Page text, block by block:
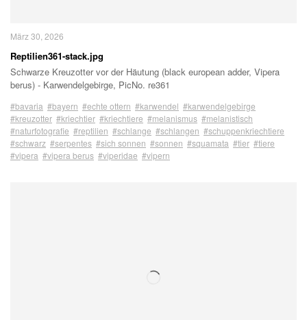
März 30, 2026
Reptilien361-stack.jpg
Schwarze Kreuzotter vor der Häutung (black european adder, Vipera
berus) - Karwendelgebirge, PicNo. re361
#bavaria #bayern #echte ottern #karwendel #karwendelgebirge
#kreuzotter #kriechtier #kriechtiere #melanismus #melanistisch
#naturfotografie #reptilien #schlange #schlangen #schuppenkriechtiere
#schwarz #serpentes #sich sonnen #sonnen #squamata #tier #tiere
#vipera #vipera berus #viperidae #vipern